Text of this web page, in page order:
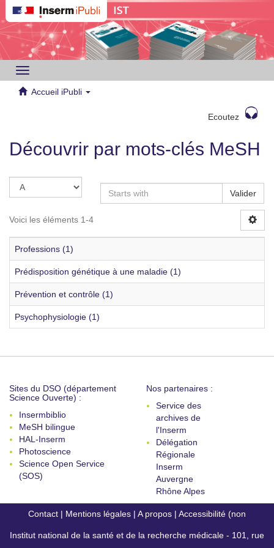
Toggle
navigation
Accueil iPubli
Ecoutez
Découvrir par mots-clés MeSH
Valider
Voici les éléments 1-4
Professions (1)
Prédisposition génétique à une maladie (1)
Prévention et contrôle (1)
Psychophysiologie (1)
Sites du DSO (département
Science Ouverte) :
Insermbiblio
MeSH bilingue
HAL-Inserm
Photoscience
Science Open Service
(SOS)
Nos partenaires :
Service des
archives de
l'Inserm
Délégation
Régionale
Inserm
Auvergne
Rhône Alpes
Contact | Mentions légales | A propos | Accessibilité (non
conforme)
Institut national de la santé et de la recherche médicale - 101, rue